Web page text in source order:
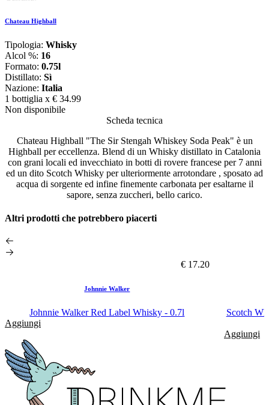
Chateau Highball
Tipologia: Whisky
Alcol %: 16
Formato: 0.75l
Distillato: Sì
Nazione: Italia
1 bottiglia x € 34.99
Non disponibile
Scheda tecnica
Chateau Highball "The Sir Stengah Whiskey Soda Peak" è un
Highball per eccellenza. Blend di un Whisky distillato in Catalonia
con grani locali ed invecchiato in botti di rovere francese per 7 anni
ed un dito Scotch Whisky per ulteriormente arrotondare , sposato ad
acqua di sorgente ed infine finemente carbonata per esaltarne il
sapore, senza zuccheri, bello carico.
Altri prodotti che potrebbero piacerti
€ 17.20
Johnnie Walker
Johnnie Walker Red Label Whisky - 0.7l
Aggiungi
Scotch
Aggiungi